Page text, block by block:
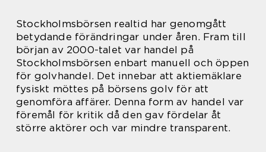
Stockholmsbörsen realtid har genomgått
betydande förändringar under åren. Fram till
början av 2000-talet var handel på
Stockholmsbörsen enbart manuell och öppen
för golvhandel. Det innebar att aktiemäklare
fysiskt möttes på börsens golv för att
genomföra affärer. Denna form av handel var
föremål för kritik då den gav fördelar åt
större aktörer och var mindre transparent.